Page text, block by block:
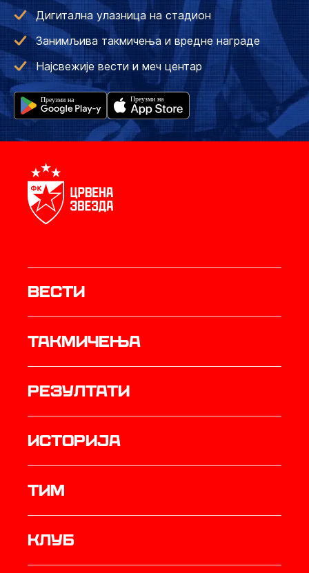
Дигитална улазница на стадион
Занимљива такмичења и вредне награде
Најсвежије вести и меч центар
Вести
Такмичења
резултати
историја
ТИМ
Клуб